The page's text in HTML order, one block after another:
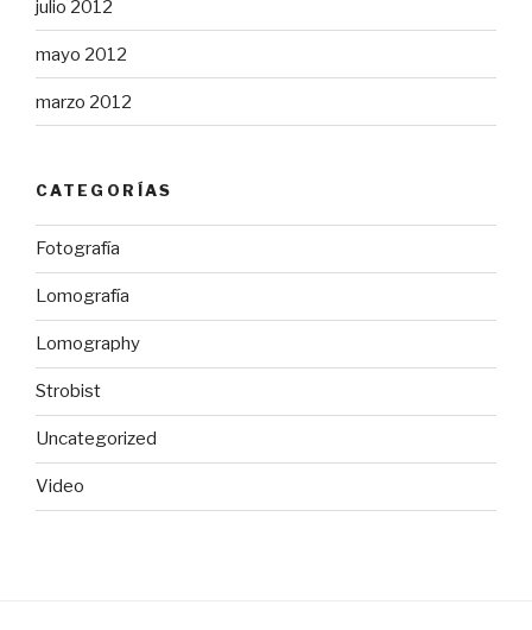
julio 2012
mayo 2012
marzo 2012
CATEGORÍAS
Fotografía
Lomografía
Lomography
Strobist
Uncategorized
Video